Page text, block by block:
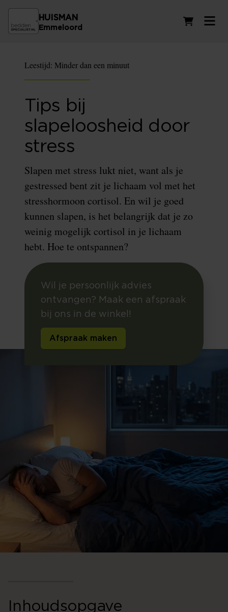
HUISMAN
Emmeloord
Leestijd: Minder dan een minuut
Tips bij
slapeloosheid door
stress
Slapen met stress lukt niet, want als je
gestressed bent zit je lichaam vol met het
stresshormoon cortisol. En wil je goed
kunnen slapen, is het belangrijk dat je zo
weinig mogelijk cortisol in je lichaam
hebt. Hoe te ontspannen?
Wil je persoonlijk advies
ontvangen? Maak een afspraak
bij ons in de winkel!
Afspraak maken
Inhoudsopgave